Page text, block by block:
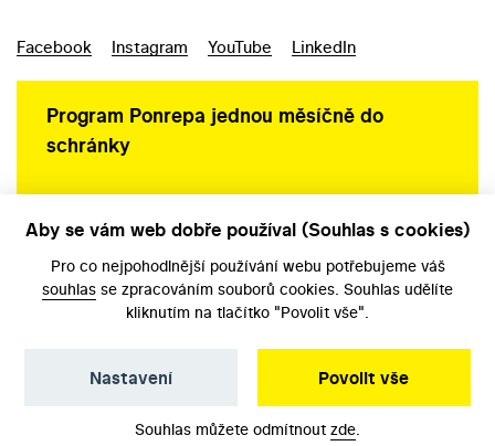
Facebook Instagram YouTube LinkedIn
Program Ponrepa jednou měsíčně do
schránky
Aby se vám web dobře používal (Souhlas s cookies)
Pro co nejpohodlnější používání webu potřebujeme váš
souhlas se zpracováním souborů cookies. Souhlas udělíte
kliknutím na tlačítko "Povolit vše".
Povolit vše
Nastavení
Souhlas můžete odmítnout zde